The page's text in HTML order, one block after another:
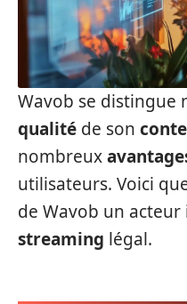
Wavob se distingue
qualité de son
nombreux
utilisateurs. Voici
de Wavob un
streaming légal.